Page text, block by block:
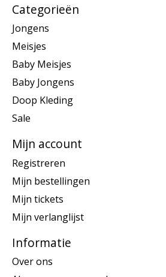
Categorieën
Jongens
Meisjes
Baby Meisjes
Baby Jongens
Doop Kleding
Sale
Mijn account
Registreren
Mijn bestellingen
Mijn tickets
Mijn verlanglijst
Informatie
Over ons